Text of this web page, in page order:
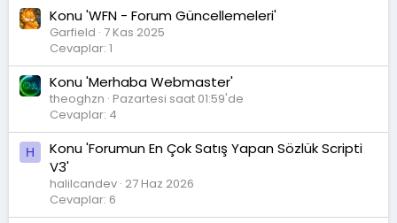
Konu 'WFN - Forum Güncellemeleri'
Garfield 7 Kas 2025
Cevaplar: 1
Konu 'Merhaba Webmaster'
theoghzn Pazartesi saat 01:59'de
Cevaplar: 4
H
Konu 'Forumun En Çok Satış Yapan Sözlük Scripti
V3'
halilcandev 27 Haz 2026
Cevaplar: 6